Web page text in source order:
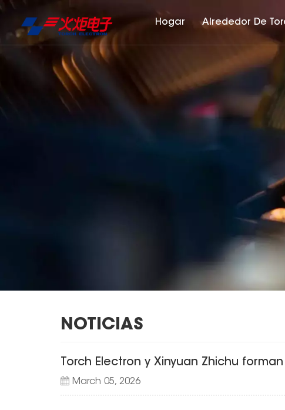
Hogar Alrededor De
NOTICIAS
Torch Electron y Xinyuan Zhichu
March 05, 2026